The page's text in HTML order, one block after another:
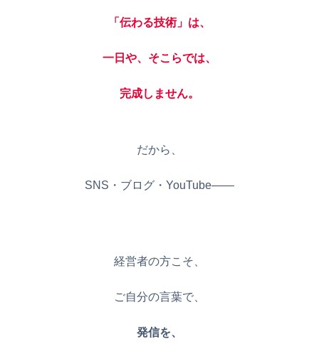
「伝わる技術」は、
一日や、そこらでは、
完成しません。
だから、
SNS・ブログ・YouTube——
経営者の方こそ、
ご自分の言葉で、
発信を、